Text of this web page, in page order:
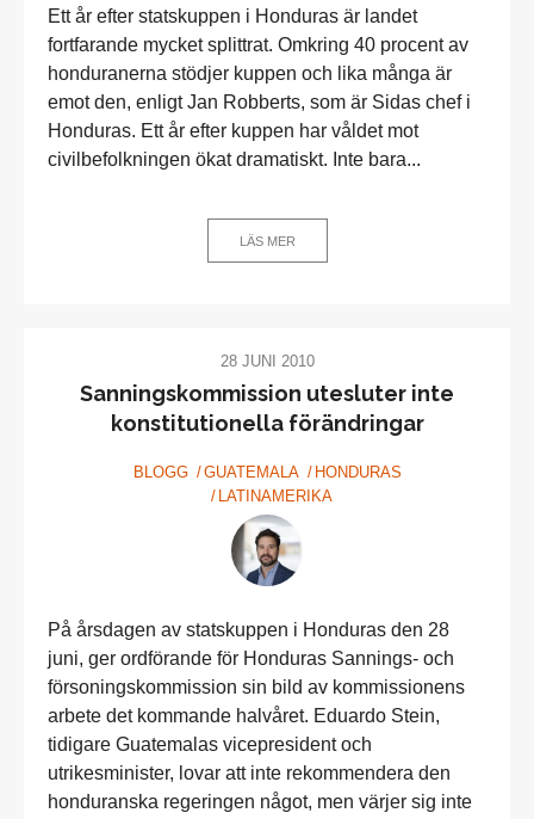
Ett år efter statskuppen i Honduras är landet
fortfarande mycket splittrat. Omkring 40 procent av
honduranerna stödjer kuppen och lika många är
emot den, enligt Jan Robberts, som är Sidas chef i
Honduras. Ett år efter kuppen har våldet mot
civilbefolkningen ökat dramatiskt. Inte bara...
LÄS MER
28 JUNI 2010
Sanningskommission utesluter inte
konstitutionella förändringar
BLOGG GUATEMALA
HONDURAS
LATINAMERIKA
På årsdagen av statskuppen i Honduras den 28
juni, ger ordförande för Honduras Sannings- och
försoningskommission sin bild av kommissionens
arbete det kommande halvåret. Eduardo Stein,
tidigare Guatemalas vicepresident och
utrikesminister, lovar att inte rekommendera den
honduranska regeringen något, men värjer sig inte